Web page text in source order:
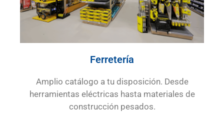
Ferretería
Amplio catálogo a tu disposición. Desde
herramientas eléctricas hasta materiales de
construcción pesados.